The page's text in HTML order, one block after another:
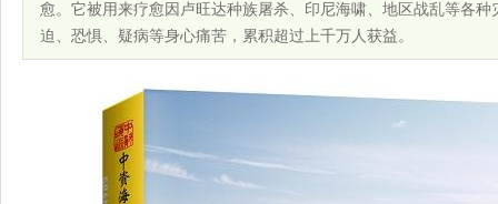
愈。它被用来疗愈因卢旺达种族屠杀、印尼海啸、地区战乱等各
迫、恐惧、疑病等身心痛苦，累积超过上千万人获益。